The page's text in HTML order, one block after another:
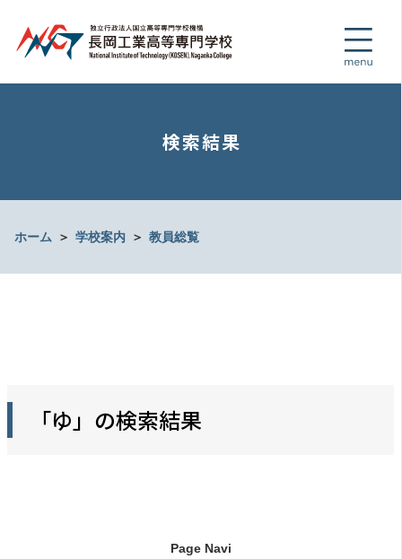
検索結果
ホーム ＞ 学校案内 ＞ 教員総覧
「ゆ」の検索結果